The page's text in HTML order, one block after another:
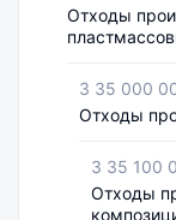
Отходы
3 35 000
Отходы
3 35 100
Отходы